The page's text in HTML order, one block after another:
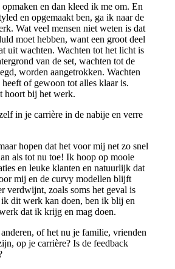
en dan kleed ik me om. En
en opgemaakt ben, ga ik naar de
Wat veel mensen niet weten is dat
moet hebben, want een groot deel
uit wachten. Wachten tot het licht is
van de set, wachten tot de
worden aangetrokken. Wachten
of gewoon tot alles klaar is.
hoort bij het werk.
in je carrière in de nabije en verre
hopen dat het voor mij net zo snel
als tot nu toe! Ik hoop op mooie
en leuke klanten en natuurlijk dat
mij en de curvy modellen blijft
verdwijnt, zoals soms het geval is
dit werk kan doen, ben ik blij en
dat ik krijg en mag doen.
of het nu je familie, vrienden
op je carrière? Is de feedback